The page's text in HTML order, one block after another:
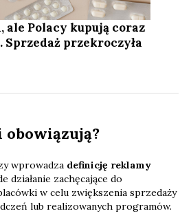
ale Polacy kupują coraz
Sprzedaż przekroczyła
wprowadza definicję reklamy
działanie zachęcające do
w celu zwiększenia sprzedaży
lub realizowanych programów.